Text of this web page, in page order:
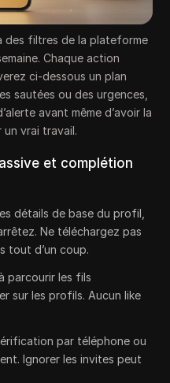
des filtres de la plateforme
Chaque action
ci-dessous un plan
sautées ou des urgences,
avant même d’avoir la
un vrai travail.
et complétion
détails de base du profil,
Ne téléchargez pas
tout d’un coup.
parcourir les fils
sur les profils. Aucun like
par téléphone ou
Ignorer les invites peut